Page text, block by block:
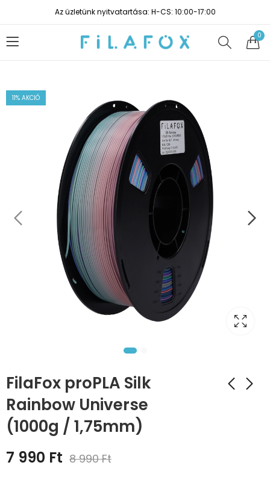
Az üzletünk nyitvatartása: H-CS: 10:00-17:00
0
11% AKCIÓ
FilaFox proPLA Silk
Rainbow Universe
(1000g / 1,75mm)
7 990 Ft 8 990Ft